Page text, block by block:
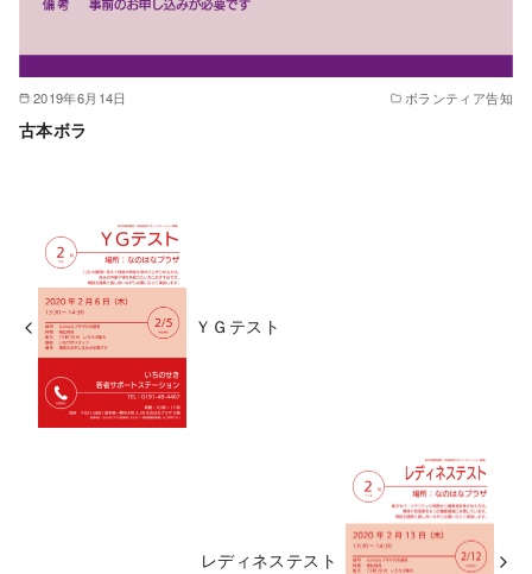
2019年6月14日 ボランティア告知
古本ボラ
ＹＧテスト
レディネステスト